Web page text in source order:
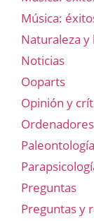
Música:
Naturaleza y
Noticias
Ooparts
Opinión y
Paleontología
Preguntas
Preguntas y